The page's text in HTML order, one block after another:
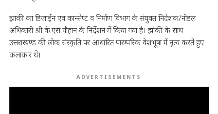
झांकी का डिजाईन एवं कान्सेप्ट व निर्माण विभाग के संयुक्त निदेशक/नोडल
अधिकारी श्री के.एस.चौहान के निर्देशन में किया गया है। झांकी के साथ
उत्तराखण्ड की लोक संस्कृति पर आधारित पारम्परिक वेशभूषा में नृत्य करते हुए
कलाकार थे।
ADVERTISEMENTS